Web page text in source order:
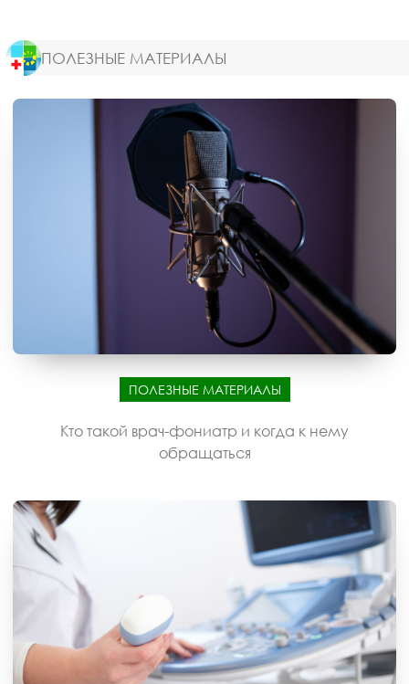
ПОЛЕЗНЫЕ МАТЕРИАЛЫ
ПОЛЕЗНЫЕ МАТЕРИАЛЫ
Кто такой врач-фониатр и когда к нему
обращаться